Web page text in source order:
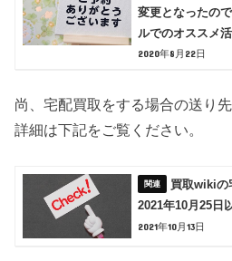
変更となったの
ルでのオススメ
2020年8月22日
尚、宅配買取をする場合の送り
詳細は下記をご覧ください。
買取wikiの
2021年10月25日
2021年10月13日